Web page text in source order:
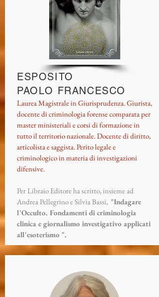
ESPOSITO
PAOLO FRANCESCO
Laurea Magistrale in Giurisprudenza. Giurista,
docente di criminologia forense comparata per
master ministeriali e corsi di formazione in
tutto il territorio nazionale. Docente di diritto,
articolista e saggista. Perito legale e
criminologico in materia di investigazioni
difensive.
Per Libraio Editore ha scritto, insieme ad
Andrea Pellegrino e Silvia Bassi, "Indagare
l'Occulto. Fondamenti di criminologia
clinica e giornalismo investigativo applicati
all'esoterismo ".